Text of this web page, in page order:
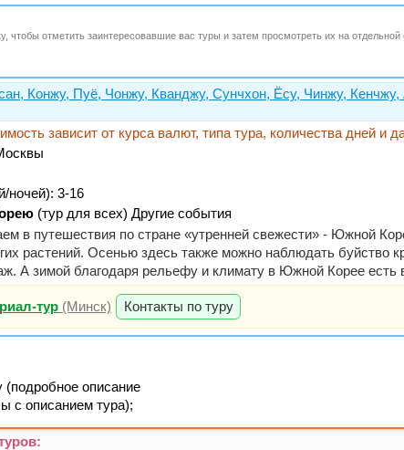
чтобы отметить заинтересовавшие вас туры и затем просмотреть их на отдельной
Конжу, Пуё, Чонжу, Кванджу, Сунчхон, Ёсу, Чинжу,
зависит от курса валют, типа тура, количества дней и
ночей): 3-16
(тур для всех) Другие события
в путешествия по стране «утренней свежести» - Южной
растений. Осенью здесь также можно наблюдать буйство
А зимой благодаря рельефу и климату в Южной Корее есть
тур(Минск) Контакты по туру
(подробное описание
с описанием тура);
: